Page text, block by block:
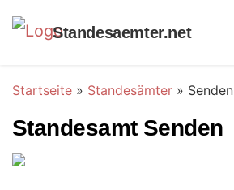
Standesaemter.net
Startseite » Standesämter » Senden
Standesamt Senden